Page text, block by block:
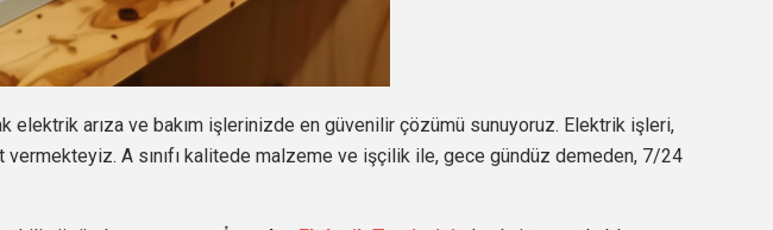
elektrik arıza ve bakım işlerinizde en güvenilir çözümü sunuyoruz. Elektrik işleri,
A sınıfı kalitede malzeme ve işçilik ile, gece gündüz demeden, 7/24